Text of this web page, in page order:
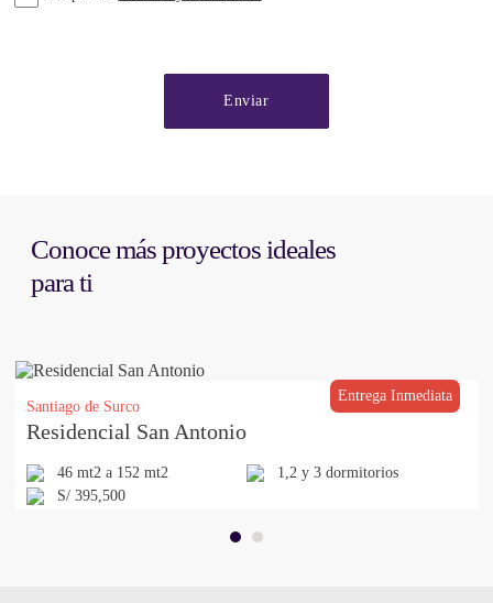
Enviar
Conoce más proyectos ideales
para ti
Entrega Inmediata
Santiago de Surco
Residencial San Antonio
46 mt2 a 152 mt2
1,2 y 3 dormitorios
S/ 395,500